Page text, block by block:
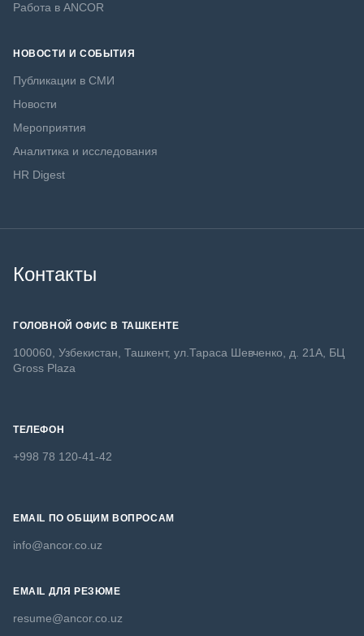
Работа в ANCOR
НОВОСТИ И СОБЫТИЯ
Публикации в СМИ
Новости
Мероприятия
Аналитика и исследования
HR Digest
Контакты
ГОЛОВНОЙ ОФИС В ТАШКЕНТЕ
100060, Узбекистан, Ташкент, ул.Тараса Шевченко, д. 21А, БЦ
Gross Plaza
ТЕЛЕФОН
+998 78 120-41-42
EMAIL ПО ОБЩИМ ВОПРОСАМ
info@ancor.co.uz
EMAIL ДЛЯ РЕЗЮМЕ
resume@ancor.co.uz